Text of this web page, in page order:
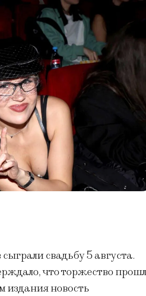
свадьбу 5 августа.
что торжество
издания новость